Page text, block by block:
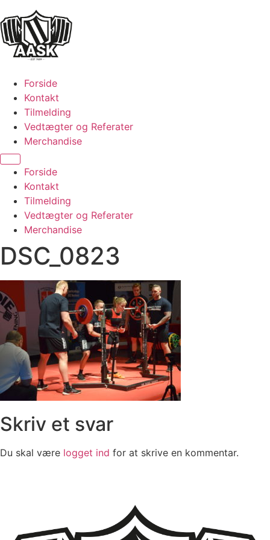
til
indhold
Forside
Kontakt
Tilmelding
Vedtægter og Referater
Merchandise
MenuForside
Kontakt
Tilmelding
Vedtægter og Referater
Merchandise
DSC_0823
Skriv et svar
Du skal være logget ind for at skrive en kommentar.